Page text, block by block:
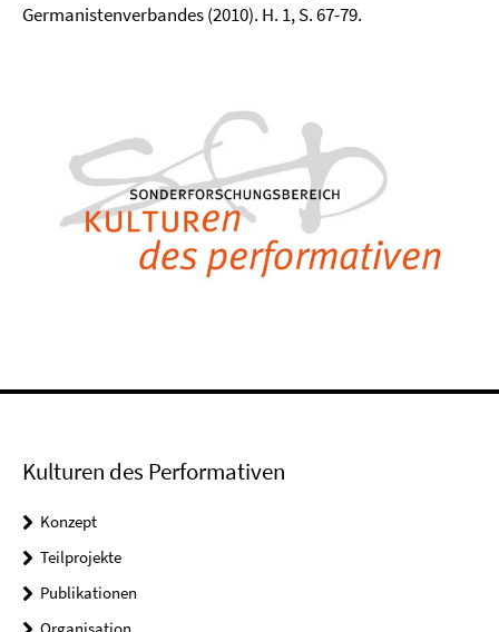
Germanistenverbandes (2010). H. 1, S. 67-79.
Kulturen des Performativen
Konzept
Teilprojekte
Publikationen
Organisation